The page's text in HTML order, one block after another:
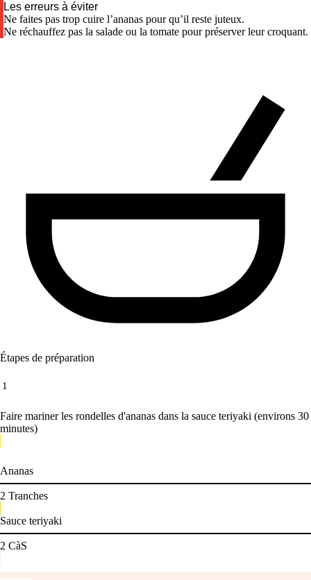
Les erreurs à éviter
Ne faites pas trop cuire l’ananas pour qu’il reste juteux.
Ne réchauffez pas la salade ou la tomate pour préserver leur croquant.
Étapes de préparation
1
Faire mariner les rondelles d'ananas dans la sauce teriyaki (environs 30
minutes)
Ananas
2 Tranches
Sauce teriyaki
2 CàS